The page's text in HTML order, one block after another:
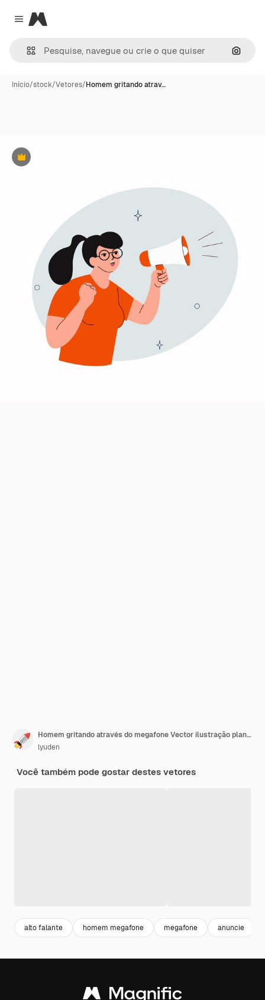
Close menu
Magnific
Início/stock/Vetores/Homem gritando atrav…
Premium
Homem gritando através do megafone Vector ilustração plana dos desenhos animados
lyuden
Você também pode gostar destes vetores
alto falante homem megafone megafone anuncie